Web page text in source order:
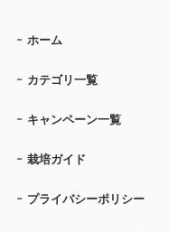
ホーム
カテゴリ一覧
キャンペーン一覧
栽培ガイド
プライバシーポリシー